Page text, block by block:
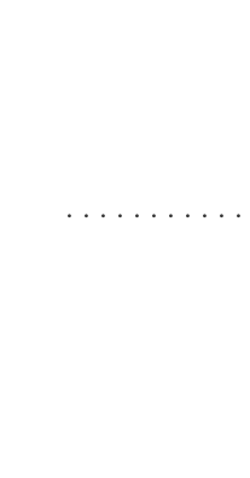
・・・・・・・・・・・